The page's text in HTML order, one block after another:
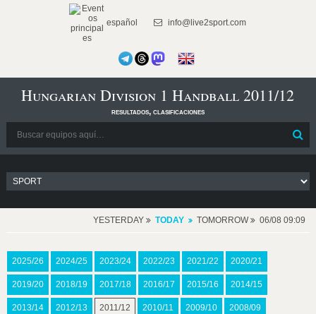
español info@live2sport.com
Hungarian Division 1 Handball 2011/12
resultados, clasificaciones
YESTERDAY TODAY TOMORROW 06/08 09:09
2025/26 2024/25 2023/24 2022/23 2021/22 2020/21
2019/20 2018/19 2017/18 2016/17 2015/16 2014/15
2013/14 2012/13 2011/12 2010/11 2009/10 2008/09